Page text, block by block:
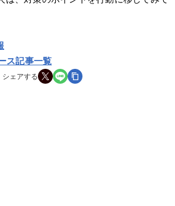
ス記事一覧
シェアする